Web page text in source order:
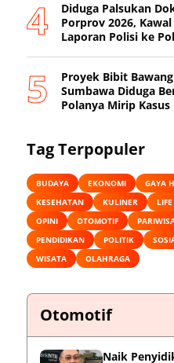
Diduga Palsukan
Porprov 2026,
Laporan Polisi ke
Proyek Bibit
Sumbawa Diduga
Polanya Mirip
Tag Terpopuler
BUDAYA EKONOMI GAYA
KESEHATAN
KULINER
OPINI
OTOMOTIF
PENDIDIKAN
POLITIK
WISATA
OLAHRAGA
Otomotif
Naik